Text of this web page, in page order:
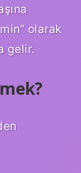
olarak
gelir.